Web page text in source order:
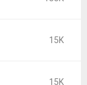
15K
15K